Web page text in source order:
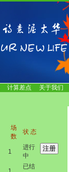
计算差点 关于我们
场
数
状态
1
进行
中
已结